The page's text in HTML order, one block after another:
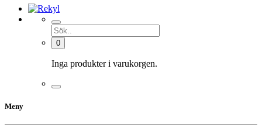
0
Inga produkter i varukorgen.
Meny